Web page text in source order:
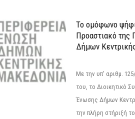
Το ομόφωνο
Προαστιακό της
Δήμων
Με την υπ' αριθμ.
του, το Διοικητικό
Ένωσης Δήμων
την πλήρη στήριξή